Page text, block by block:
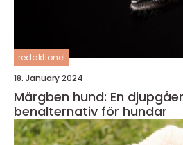
redaktionel
18. January 2024
Märgben hund: En
benalternativ för hundar